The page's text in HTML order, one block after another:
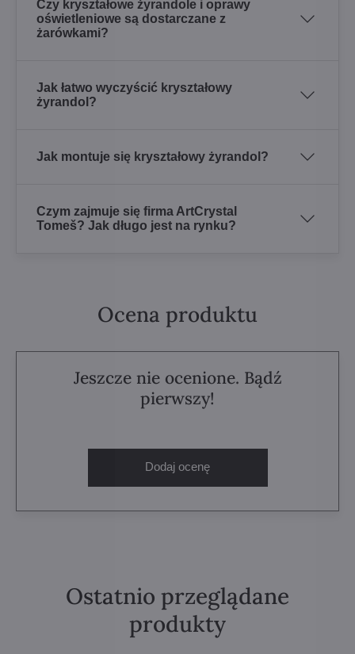
Czy kryształowe żyrandole i oprawy
oświetleniowe są dostarczane z
żarówkami?
Jak łatwo wyczyścić kryształowy
żyrandol?
Jak montuje się kryształowy żyrandol?
Czym zajmuje się firma ArtCrystal
Tomeš? Jak długo jest na rynku?
Ocena produktu
Jeszcze nie ocenione. Bądź
pierwszy!
Dodaj ocenę
Ostatnio przeglądane
produkty